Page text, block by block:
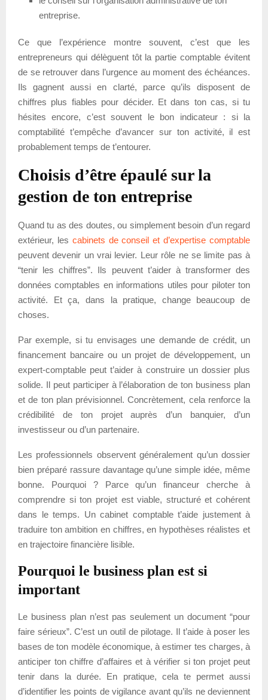
entreprise.
Ce que l’expérience montre souvent, c’est que les
entrepreneurs qui délèguent tôt la partie comptable évitent
de se retrouver dans l’urgence au moment des échéances.
Ils gagnent aussi en clarté, parce qu’ils disposent de
chiffres plus fiables pour décider. Et dans ton cas, si tu
hésites encore, c’est souvent le bon indicateur : si la
comptabilité t’empêche d’avancer sur ton activité, il est
probablement temps de t’entourer.
Choisis d’être épaulé sur la
gestion de ton entreprise
Quand tu as des doutes, ou simplement besoin d’un regard
extérieur, les cabinets de conseil et d’expertise comptable
peuvent devenir un vrai levier. Leur rôle ne se limite pas à
“tenir les chiffres”. Ils peuvent t’aider à transformer des
données comptables en informations utiles pour piloter ton
activité. Et ça, dans la pratique, change beaucoup de
choses.
Par exemple, si tu envisages une demande de crédit, un
financement bancaire ou un projet de développement, un
expert-comptable peut t’aider à construire un dossier plus
solide. Il peut participer à l’élaboration de ton business plan
et de ton plan prévisionnel. Concrètement, cela renforce la
crédibilité de ton projet auprès d’un banquier, d’un
investisseur ou d’un partenaire.
Les professionnels observent généralement qu’un dossier
bien préparé rassure davantage qu’une simple idée, même
bonne. Pourquoi ? Parce qu’un financeur cherche à
comprendre si ton projet est viable, structuré et cohérent
dans le temps. Un cabinet comptable t’aide justement à
traduire ton ambition en chiffres, en hypothèses réalistes et
en trajectoire financière lisible.
Pourquoi le business plan est si
important
Le business plan n’est pas seulement un document “pour
faire sérieux”. C’est un outil de pilotage. Il t’aide à poser les
bases de ton modèle économique, à estimer tes charges, à
anticiper ton chiffre d’affaires et à vérifier si ton projet peut
tenir dans la durée. En pratique, cela te permet aussi
d’identifier les points de vigilance avant qu’ils ne deviennent